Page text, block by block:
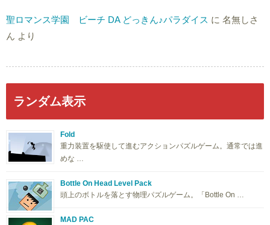
聖ロマンス学園 ビーチ DA どっきん♪パラダイス に 名無しさ
ん より
ランダム表示
Fold
重力装置を駆使して進むアクションパズルゲーム。通常では進
めな …
Bottle On Head Level Pack
頭上のボトルを落とす物理パズルゲーム。「Bottle On …
MAD PAC